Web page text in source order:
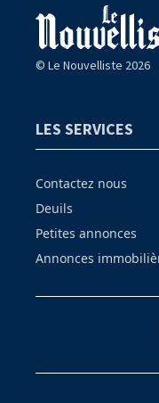
© Le Nouvelliste 2026
LES SERVICES
Contactez nous
Deuils
Petites annonces
Annonces